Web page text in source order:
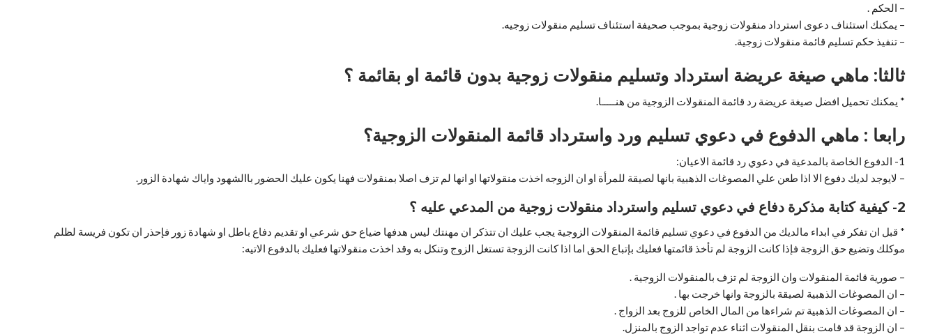
– الحكم .
– يمكنك استئناف دعوى استرداد منقولات زوجية بموجب صحيفة استئناف تسليم منقولات زوجيه.
– تنفيذ حكم تسليم قائمة منقولات زوجية.
ثالثا: ماهي صيغة عريضة استرداد وتسليم منقولات زوجية بدون قائمة او بقائمة ؟
* يمكنك تحميل افضل صيغة عريضة رد قائمة المنقولات الزوجية من هنـــــا.
رابعا : ماهي الدفوع في دعوي تسليم ورد واسترداد قائمة المنقولات الزوجية؟
1- الدفوع الخاصة بالمدعية في دعوي رد قائمة الاعيان:
– لايوجد لديك دفوع الا اذا طعن علي المصوغات الذهبية بانها لصيقة للمرأة او ان الزوجه اخذت منقولاتها او انها لم تزف اصلا بمنقولات فهنا يكون عليك الحضور باالشهود واياك شهادة الزور.
2- كيفية كتابة مذكرة دفاع في دعوي تسليم واسترداد منقولات زوجية من المدعي عليه ؟
* قبل ان تفكر في ابداء مالديك من الدفوع في دعوي تسليم قائمة المنقولات الزوجية يجب عليك ان تتذكر ان مهنتك ليس هدفها ضياع حق شرعي او تقديم دفاع باطل او شهادة زور فإحذر ان تكون فريسة لظلم
موكلك وتضيع حق الزوجة فإذا كانت الزوجة لم تأخذ قائمتها فعليك بإتباع الحق اما اذا كانت الزوجة تستغل الزوج وتنكل به وقد اخذت منقولاتها فعليك بالدفوع الاتيه:
– صورية قائمة المنقولات وان الزوجة لم تزف بالمنقولات الزوجية .
– ان المصوغات الذهبية لصيقة بالزوجة وانها خرجت بها .
– ان المصوغات الذهبية تم شراءها من المال الخاص للزوج بعد الزواج .
– ان الزوجة قد قامت بنقل المنقولات اثناء عدم تواجد الزوج بالمنزل.